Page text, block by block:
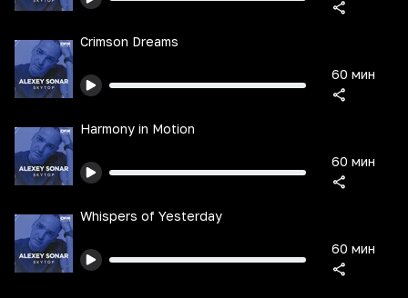
Crimson Dreams
60 мин
Harmony in Motion
60 мин
Whispers of Yesterday
60 мин